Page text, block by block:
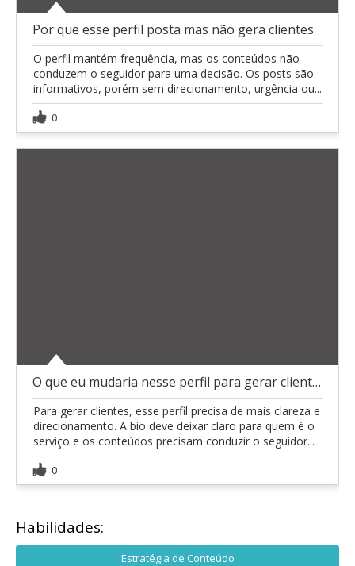
Por que esse perfil posta mas não gera clientes
O perfil mantém frequência, mas os conteúdos não
conduzem o seguidor para uma decisão. Os posts são
informativos, porém sem direcionamento, urgência ou...
0
O que eu mudaria nesse perfil para gerar clientes
Para gerar clientes, esse perfil precisa de mais clareza e
direcionamento. A bio deve deixar claro para quem é o
serviço e os conteúdos precisam conduzir o seguidor...
0
Habilidades:
Estratégia de Conteúdo